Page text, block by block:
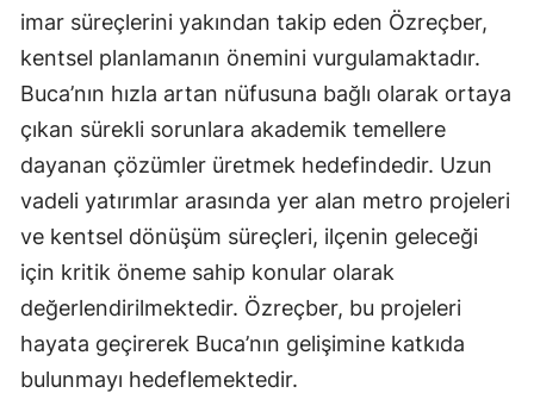
imar süreçlerini yakından takip eden Özreçber,
kentsel planlamanın önemini vurgulamaktadır.
Buca’nın hızla artan nüfusuna bağlı olarak ortaya
çıkan sürekli sorunlara akademik temellere
dayanan çözümler üretmek hedefindedir. Uzun
vadeli yatırımlar arasında yer alan metro projeleri
ve kentsel dönüşüm süreçleri, ilçenin geleceği
için kritik öneme sahip konular olarak
değerlendirilmektedir. Özreçber, bu projeleri
hayata geçirerek Buca’nın gelişimine katkıda
bulunmayı hedeflemektedir.